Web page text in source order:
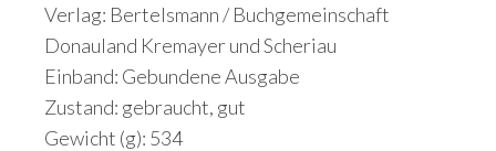
Verlag: Bertelsmann / Buchgemeinschaft
Donauland Kremayer und Scheriau
Einband: Gebundene Ausgabe
Zustand: gebraucht, gut
Gewicht (g): 534